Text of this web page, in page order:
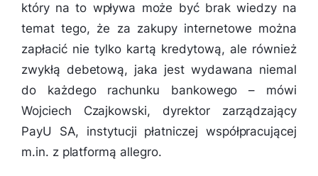
który na to wpływa może być brak wiedzy na
temat tego, że za zakupy internetowe można
zapłacić nie tylko kartą kredytową, ale również
zwykłą debetową, jaka jest wydawana niemal
do każdego rachunku bankowego – mówi
Wojciech Czajkowski, dyrektor zarządzający
PayU SA, instytucji płatniczej współpracującej
m.in. z platformą allegro.